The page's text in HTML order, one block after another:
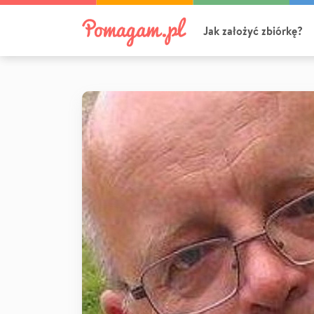
Jak założyć zbiórkę?